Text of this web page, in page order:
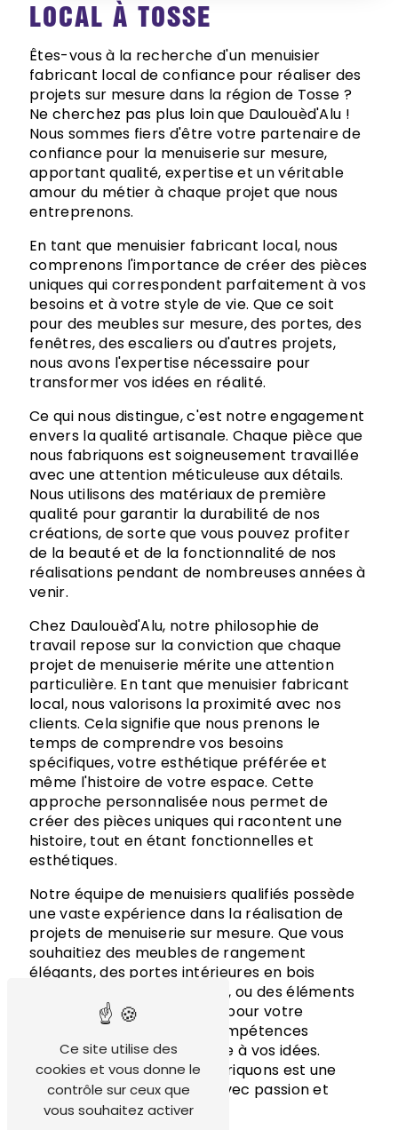
LOCAL À TOSSE
Êtes-vous à la recherche d'un menuisier
fabricant local de confiance pour réaliser des
projets sur mesure dans la région de Tosse ?
Ne cherchez pas plus loin que Daulouèd'Alu !
Nous sommes fiers d'être votre partenaire de
confiance pour la menuiserie sur mesure,
apportant qualité, expertise et un véritable
amour du métier à chaque projet que nous
entreprenons.
En tant que menuisier fabricant local, nous
comprenons l'importance de créer des pièces
uniques qui correspondent parfaitement à vos
besoins et à votre style de vie. Que ce soit
pour des meubles sur mesure, des portes, des
fenêtres, des escaliers ou d'autres projets,
nous avons l'expertise nécessaire pour
transformer vos idées en réalité.
Ce qui nous distingue, c'est notre engagement
envers la qualité artisanale. Chaque pièce que
nous fabriquons est soigneusement travaillée
avec une attention méticuleuse aux détails.
Nous utilisons des matériaux de première
qualité pour garantir la durabilité de nos
créations, de sorte que vous pouvez profiter
de la beauté et de la fonctionnalité de nos
réalisations pendant de nombreuses années à
venir.
Chez Daulouèd'Alu, notre philosophie de
travail repose sur la conviction que chaque
projet de menuiserie mérite une attention
particulière. En tant que menuisier fabricant
local, nous valorisons la proximité avec nos
clients. Cela signifie que nous prenons le
temps de comprendre vos besoins
spécifiques, votre esthétique préférée et
même l'histoire de votre espace. Cette
approche personnalisée nous permet de
créer des pièces uniques qui racontent une
histoire, tout en étant fonctionnelles et
esthétiques.
Notre équipe de menuisiers qualifiés possède
une vaste expérience dans la réalisation de
projets de menuiserie sur mesure. Que vous
souhaitiez des meubles de rangement
élégants, des portes intérieures en bois
magnifiquement travaillées, ou des éléments
architecturaux sur mesure pour votre
domicile, nous avons les compétences
nécessaires pour donner vie à vos idées.
Chaque pièce que nous fabriquons est une
œuvre d'art en soi, créée avec passion et
dévouement.
Ce site utilise des
cookies et vous donne le
contrôle sur ceux que
vous souhaitez activer